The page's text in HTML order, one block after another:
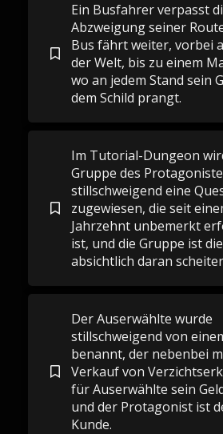
Ein Busfahrer verpasst
Abzweigung seiner
Bus fährt weiter, vorbei
der Welt, bis zu einem
wo an jedem Stand sein
dem Schild prangt.
Im Tutorial-Dungeon
Gruppe des
stillschweigend eine
zugewiesen, die seit
Jahrzehnt unbemerkt
ist, und die Gruppe ist
absichtlich daran
Der Auserwählte wurde
stillschweigend von
benannt, der nebenbei
Verkauf von
für Auserwählte sein
und der Protagonist ist
Kunde.